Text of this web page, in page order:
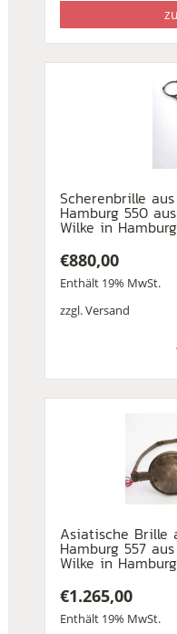
Scherenbrille
Hamburg 550
Wilke in Hamburg
€880,00
Enthält 19% MwSt.
zzgl.Versand
Asiatische Brille
Hamburg 557
Wilke in Hamburg
€1.265,00
Enthält 19% MwSt.